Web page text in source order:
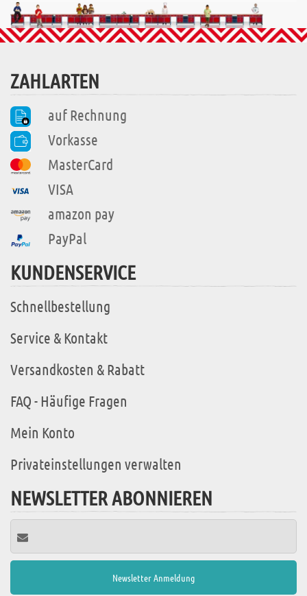
ZAHLARTEN
auf Rechnung
Vorkasse
MasterCard
VISA
amazon pay
PayPal
KUNDENSERVICE
Schnellbestellung
Service & Kontakt
Versandkosten & Rabatt
FAQ - Häufige Fragen
Mein Konto
Privateinstellungen verwalten
NEWSLETTER ABONNIEREN